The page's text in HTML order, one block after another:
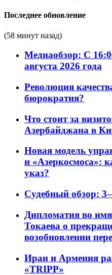
Последнее обновление
(58 минут назад)
Медиаобзор: С
августа 2026 года
Революция
бюрократия?
Что стоит за
Азербайджана в
Новая модель
и «Азеркосмоса»:
указ?
Судебный обзор:
Дипломатия во
Токаева о
возобновлении
Иран и Армения
«TRIPP»